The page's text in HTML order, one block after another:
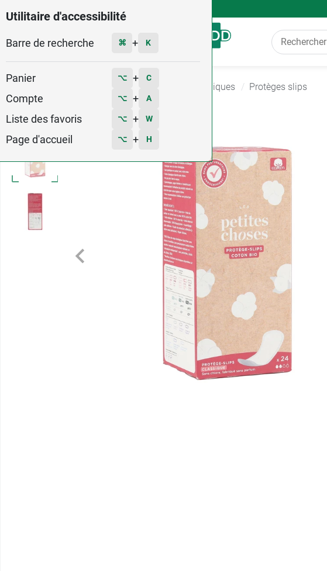
Utilitaire d'accessibilité
Barre de recherche ⌘ + K
Panier ⌥ + C
Compte ⌥ + A
Liste des favoris ⌥ + W
Page d'accueil ⌥ + H
Menu
Protections hygiéniques Protèges slips
5